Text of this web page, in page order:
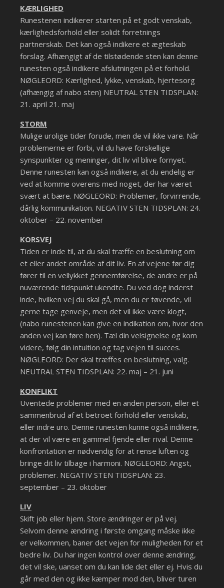
KÆRLIGHED
Runestenen indikerer starten på et godt venskab,
kærlighedsforhold eller solidt forretnings
partnerskab. Det kan også indikere et ægteskab
forslag. Afhængigt af de tilstødende sten kan denne
runesten også indikere afslutningen på et forhold.
NØGLEORD: Kærlighed, lykke, venskab, hjertesorg
(afhængig af nabo sten) NEUTRAL STEN TIDSPLAN:
21. april 21. maj
STORM
Mulige urolige tider forude, men de vil ikke vare. Når
problemerne er forbi, vil du have forskellige
synspunkter og meninger, dit liv vil blive fornyet.
Denne runesten kan også indikere, at du endelig er
ved at komme overens med noget, der har været
svært at bære. NØGLEORD: Problemer, forvirrende,
dårlig kommunikation. NEGATIV STEN TIDSPLAN: 24.
oktober – 22. november
KORSVEJ
Tiden er inde til, at du skal træffe en beslutning om
et eller andet område af dit liv. En af vejene før dig
fører til en vellykket gennemførelse, de andre er på
nuværende tidspunkt ukendte. Du ved dog inderst
inde, hvilken vej du skal gå, men du er tøvende, vil
gerne tage genveje, men det vil ikke være klogt,
(nabo runestenen kan give en indikation om, hvor den
anden vej kan føre hen). Tæl din velsignelse og kom
videre, følg din intuition og tag vejen til succes.
NØGLEORD: Der skal træffes en beslutning, valg.
NEUTRAL STEN TIDSPLAN: 22. maj – 21. juni
KONFLIKT
Uventede problemer med en anden person, eller et
sammenbrud af et betroet forhold eller venskab,
eller indre uro. Denne runesten kunne også indikere,
at der vil være en gammel fjende eller rival. Denne
konfrontation er nødvendig for at rense luften og
bringe dit liv tilbage i harmoni. NØGLEORD: Angst,
problemer. NEGATIV STEN TIDSPLAN: 23.
september – 23. oktober
LIV
Skift job eller hjem. Store ændringer er på vej.
Selvom denne ændring i første omgang måske ikke
er velkommen, baner det vejen for muligheden for et
bedre liv. Du har ingen kontrol over denne ændring,
det vil ske, uanset om du kan lide det eller ej. Hvis du
går med den og ikke kæmper mod den, bliver turen